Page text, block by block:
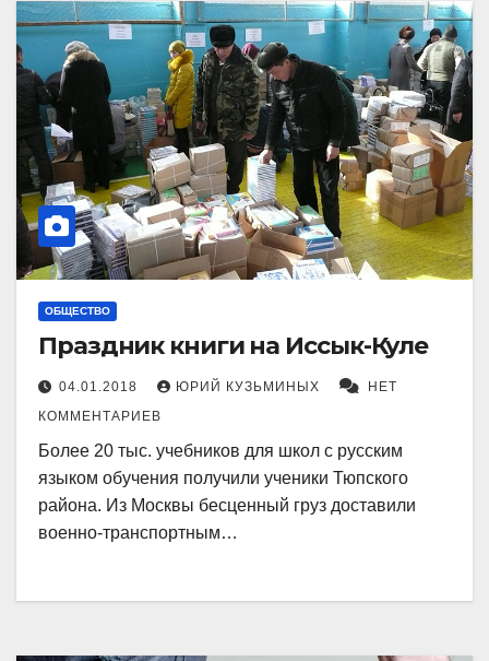
ОБЩЕСТВО
Праздник книги на Иссык-Куле
04.01.2018 ЮРИЙ КУЗЬМИНЫХ
НЕТ
КОММЕНТАРИЕВ
Более 20 тыс. учебников для школ с русским
языком обучения получили ученики Тюпского
района. Из Моск­вы бесценный груз доставили
военно-транспортным…